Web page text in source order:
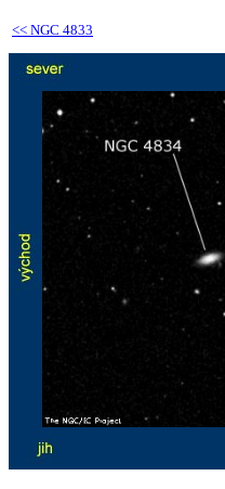
<< NGC 4833